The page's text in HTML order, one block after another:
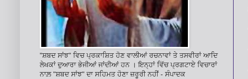
"ਸ਼ਬਦ ਸਾਂਝ" ਵਿਚ ਪ੍ਰਕਾਸ਼ਿਤ ਹੋਣ ਵਾਲੀਆਂ ਰਚਨਾਵਾਂ ਤੇ ਤਸਵੀਰਾਂ ਆਦਿ
ਲੇਖਕਾਂ ਦੁਆਰਾ ਭੇਜੀਆਂ ਜਾਂਦੀਆਂ ਹਨ । ਇਨ੍ਹਾਂ ਵਿੱਚ ਪ੍ਰਗਟਾਏ ਵਿਚਾਰਾਂ
ਨਾਲ਼ "ਸ਼ਬਦ ਸਾਂਝ" ਦਾ ਸਹਿਮਤ ਹੋਣਾ ਜ਼ਰੂਰੀ ਨਹੀਂ - ਸੰਪਾਦਕ